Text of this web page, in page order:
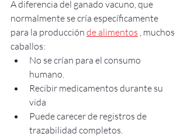
A diferencia del ganado vacuno, que
normalmente se cría específicamente
para la producción de alimentos , muchos
caballos:
No se crían para el consumo
humano.
Recibir medicamentos durante su
vida
Puede carecer de registros de
trazabilidad completos.